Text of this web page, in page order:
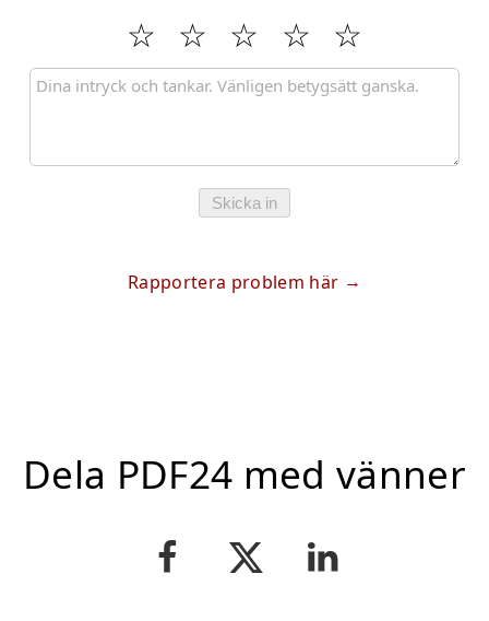
Skicka in
Rapportera problem här
Dela PDF24 med vänner